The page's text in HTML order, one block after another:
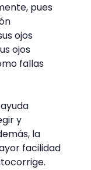
pues
ojos
ojos
fallas
y
la
facilidad